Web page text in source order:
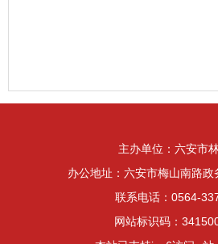
主办单位：六安市
办公地址：六安市梅山南路政
联系电话：0564-
网站标识码：